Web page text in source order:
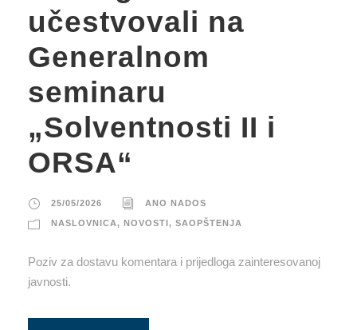
učestvovali na
Generalnom
seminaru
„Solventnosti II i
ORSA“
25/05/2026 ANO NADOS
NASLOVNICA, NOVOSTI, SAOPŠTENJA
Poziv za dostavu komentara i prijedloga zainteresovanoj
javnosti.